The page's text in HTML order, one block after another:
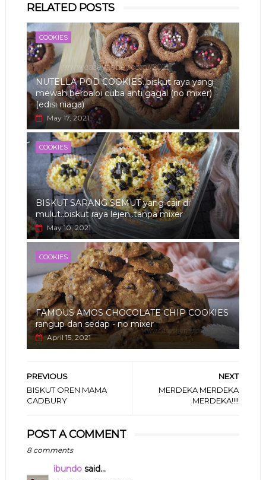
RELATED POSTS
COOKIES
NUTELLA POD COOKIES..biskut raya yang
mewah berbaloi cuba anti gagal (no mixer)
(edisi niaga)
May 17, 2021
COOKIES
BISKUT SARANG SEMUT yang cair di
mulut..biskut raya lejen..tanpa mixer
May 10, 2021
COOKIES
FAMOUS AMOS CHOCOLATE CHIP COOKIES
rangup dan sedap - no mixer
April 15, 2021
NEXT
MERDEKA MERDEKA
MERDEKA!!!!
PREVIOUS
BISKUT OREN MAMA
CADBURY
POST A COMMENT
8 comments
ibundosaid...